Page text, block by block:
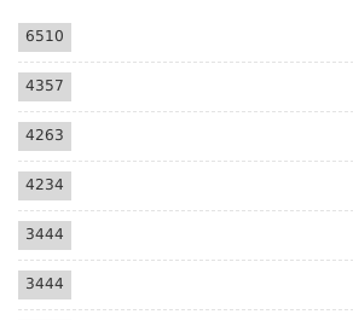
6510
4357
4263
4234
3444
3444